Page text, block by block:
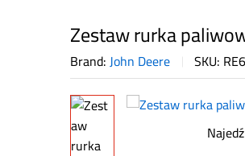
Zestaw rurka
Brand:John Deere SKU: